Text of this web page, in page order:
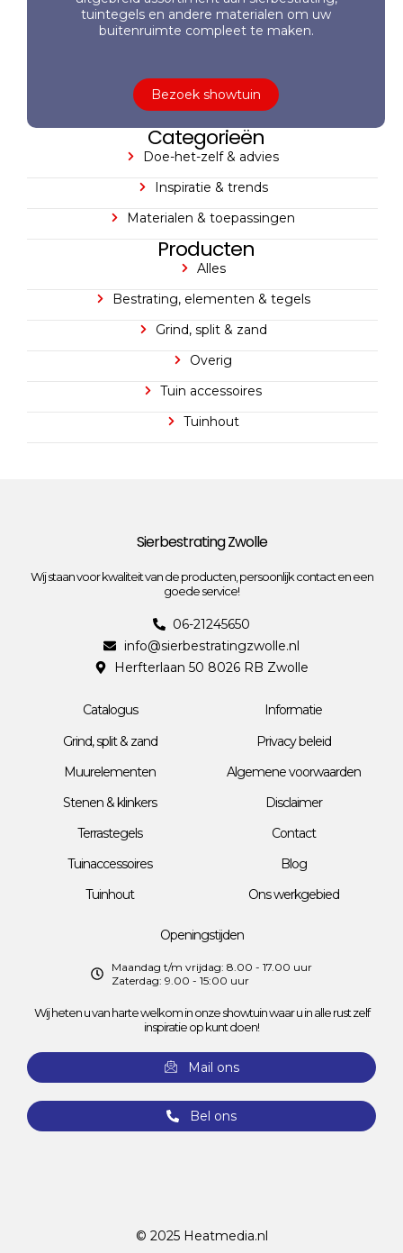
tuintegels en andere materialen om uw
buitenruimte compleet te maken.
Bezoek showtuin
Categorieën
Doe-het-zelf & advies
Inspiratie & trends
Materialen & toepassingen
Producten
Alles
Bestrating, elementen & tegels
Grind, split & zand
Overig
Tuin accessoires
Tuinhout
Sierbestrating Zwolle
Wij staan voor kwaliteit van de producten, persoonlijk contact en een
goede service!
06-21245650
info@sierbestratingzwolle.nl
Herfterlaan 50 8026 RB Zwolle
Catalogus
Grind, split & zand
Muurelementen
Stenen & klinkers
Terrastegels
Tuinaccessoires
Tuinhout
Informatie
Privacy beleid
Algemene voorwaarden
Disclaimer
Contact
Blog
Ons werkgebied
Openingstijden
Maandag t/m vrijdag: 8.00 - 17.00 uur
Zaterdag: 9.00 - 15:00 uur
Wij heten u van harte welkom in onze showtuin waar u in alle rust zelf
inspiratie op kunt doen!
Mail ons
Bel ons
© 2025 Heatmedia.nl